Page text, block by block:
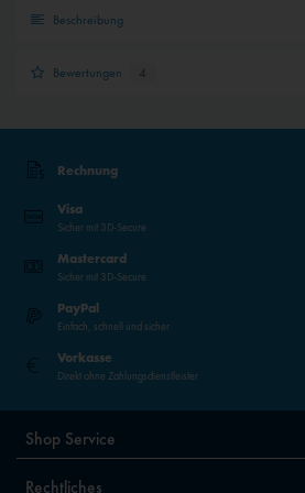
Beschreibung
Bewertungen 4
Rechnung
Visa
Sicher mit 3D-Secure
Mastercard
Sicher mit 3D-Secure
PayPal
Einfach, schnell und sicher
Vorkasse
Direkt ohne Zahlungsdienstleister
Shop Service
Rechtliches